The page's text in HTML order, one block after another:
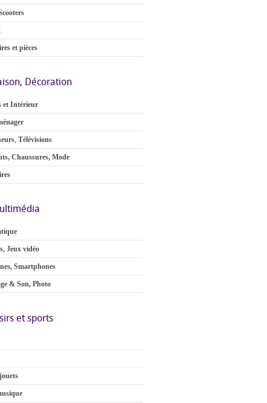
et pièces
Décoration
et Intérieur
, Télévisions
Chaussures, Mode
Jeux vidéo
Smartphones
& Son, Photo
et sports